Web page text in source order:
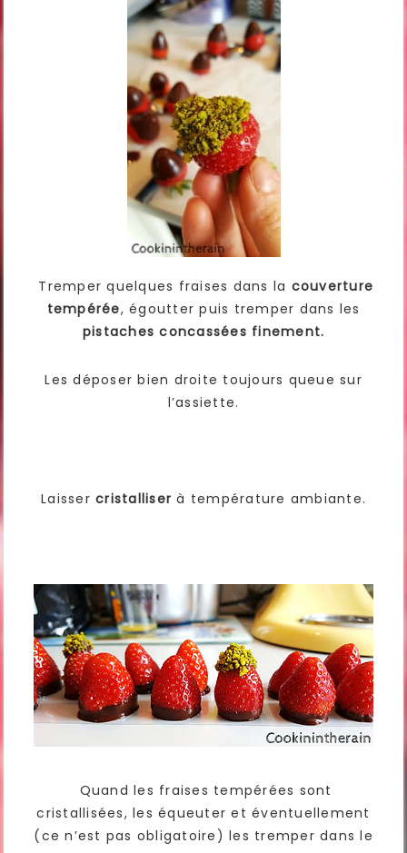
Tremper quelques fraises dans la couverture
tempérée, égoutter puis tremper dans les
pistaches concassées finement.
Les déposer bien droite toujours queue sur
l’assiette.
Laisser cristalliser à température ambiante.
Quand les fraises tempérées sont
cristallisées, les équeuter et éventuellement
(ce n’est pas obligatoire) les tremper dans le